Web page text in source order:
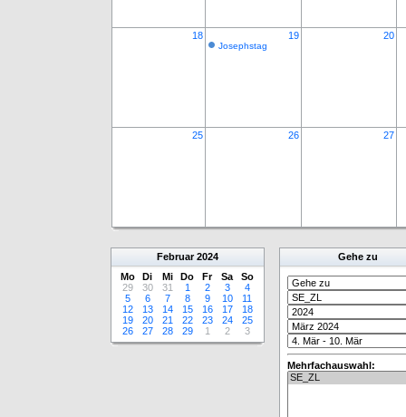
18 19
Josephstag
20
25 26 27
Februar 2024
Mo
Di Mi Do Fr Sa
So
29
30 31 1 2 3
4
5
6 7 8 9 10
11
12
13 14 15 16 17
18
19
20 21 22 23 24
25
26
27 28 29 1 2 3
Gehe zu
Mehrfachauswahl: